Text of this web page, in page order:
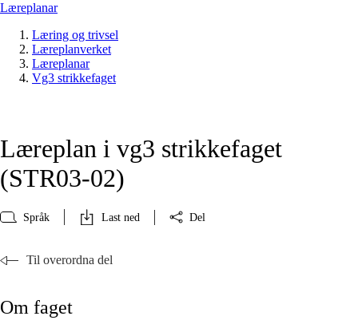
Læreplanar
Læring og trivsel
Læreplanverket
Læreplanar
Vg3 strikkefaget
Læreplan i vg3 strikkefaget
(STR03‑02)
Språk Last ned Del
Til overordna del
Om faget